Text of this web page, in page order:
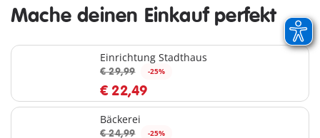
Mache deinen Einkauf perfekt
Einrichtung Stadthaus
€ 29,99 -25%
€ 22,49
Bäckerei
€ 24,99 -25%